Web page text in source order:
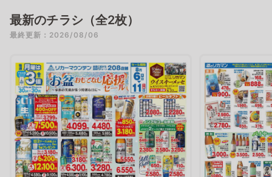
最新のチラシ（全2枚）
最終更新：2026/08/06